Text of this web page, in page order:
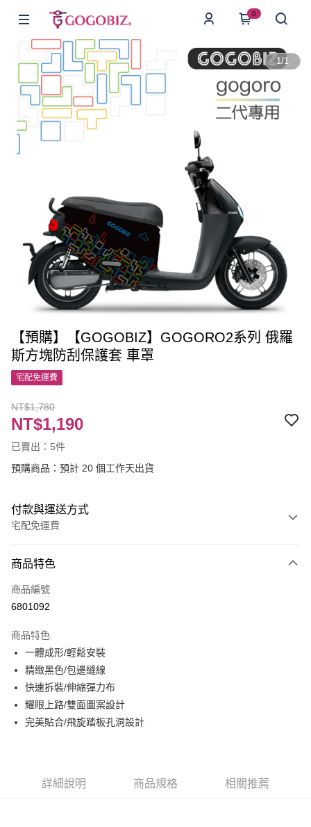
0
1/1
【預購】【GOGOBIZ】GOGORO2系列 俄羅
斯方塊防刮保護套 車罩
宅配免運費
NT$1,780
NT$1,190
已賣出：5件
預購商品：預計 20 個工作天出貨
付款與運送方式
宅配免運費
信用卡一次付款
LINE Pay
街口支付
悠遊付
全盈+PAY
AFTEE先享後付
便利好安心！
商品特色
商品編號
6801092
商品特色
一體成形/輕鬆安裝
精緻黑色/包邊縫線
快速拆裝/伸縮彈力布
耀眼上路/雙面圖案設計
完美貼合/飛旋踏板孔洞設計
詳細說明 商品規格 相關推薦